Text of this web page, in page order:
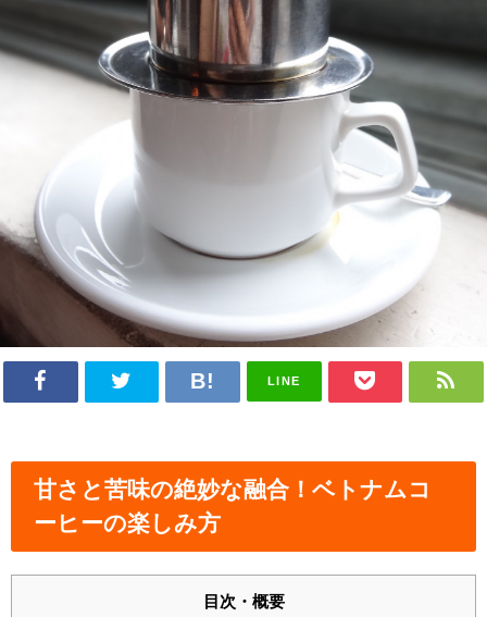
LINE
甘さと苦味の絶妙な融合！ベトナムコ
ーヒーの楽しみ方
目次・概要